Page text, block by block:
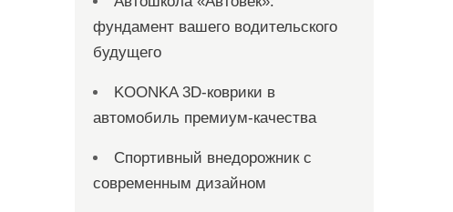
фундамент вашего водительского
будущего
KOONKA 3D-коврики в
автомобиль премиум-качества
Спортивный внедорожник с
современным дизайном